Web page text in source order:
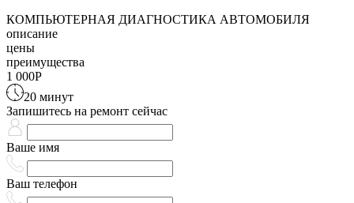
КОМПЬЮТЕРНАЯ ДИАГНОСТИКА АВТОМОБИЛЯ
описание
цены
преимущества
1 000Р
20 минут
Запишитесь на ремонт сейчас
Ваше имя
Ваш телефон